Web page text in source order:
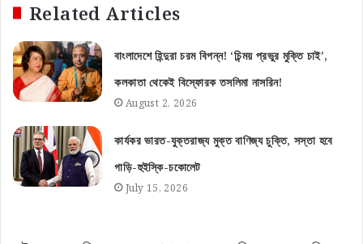
Related Articles
বাংলাদেশে হিন্দুরা চরম বিপন্ন! ‘চিন্ময় প্রভুর মুক্তি চাই’,
কলকাতা থেকেই বিস্ফোরক তসলিমা নাসরিন!
August 2, 2026
কার্যকর ভারত-যুক্তরাজ্য মুক্ত বাণিজ্য চুক্তি, সস্তা হবে
গাড়ি-হুইস্কি-চকোলেট
July 15, 2026